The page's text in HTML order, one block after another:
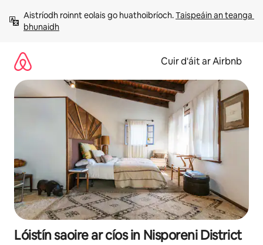
chuig
ábhar
Aistríodh roinnt eolais go huathoibríoch. Taispeáin an teanga
bhunaidh
Cuir d'áit ar Airbnb
Lóistín saoire ar cíos in Nisporeni District